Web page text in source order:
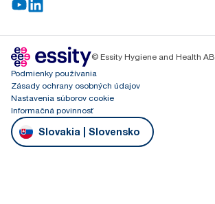
© Essity Hygiene and Health AB
Podmienky používania
Zásady ochrany osobných údajov
Nastavenia súborov cookie
Informačná povinnosť
Slovakia | Slovensko